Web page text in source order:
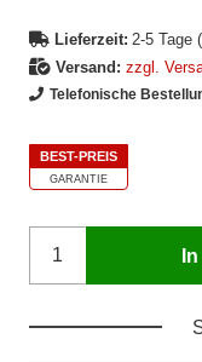
Lieferzeit: 2-5 Tage
Versand: zzgl.
Telefonische
BEST-PREIS
GARANTIE